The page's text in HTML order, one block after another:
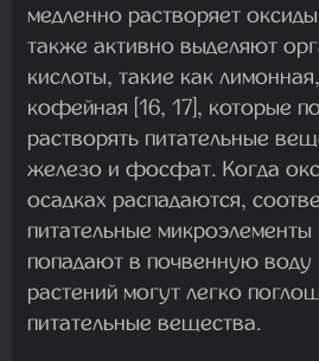
медленно растворяет
также активно выделяют
кислоты, такие как
кофейная [16, 17], которые
растворять питательные
железо и фосфат. Когда
осадках распадаются,
питательные
попадают в почвенную воду
растений могут легко
питательные вещества.